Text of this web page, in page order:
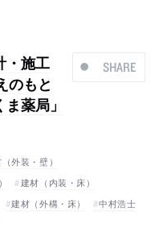
SHARE
・施工
のもと
薬局」
外装・壁）
建材（内装・床）
建材（外構・床）
中村浩士